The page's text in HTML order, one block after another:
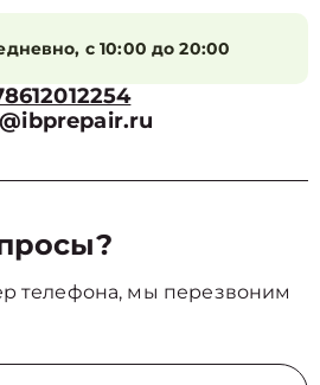
с 10:00 до 20:00
телефона, мы перезвоним